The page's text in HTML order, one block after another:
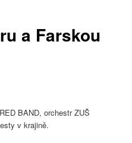
a Farskou
BAND, orchestr ZUŠ
v krajině.